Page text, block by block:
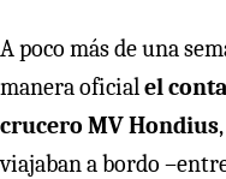
A poco más de una
manera oficialel
crucero MV Hondius
viajaban a bordo